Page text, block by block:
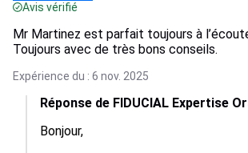
Avis vérifié
Mr Martinez est parfait toujours à
Toujours avec de très bons conseils.
Expérience du : 6 nov. 2025
Réponse de FIDUCIAL Expertise
Bonjour,